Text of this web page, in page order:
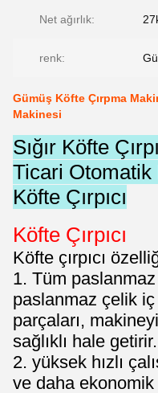
Net ağırlık:
renk:
Gümüş Köfte Çırpma
Makinesi
Sığır Köfte
Ticari Otomatik
Köfte Çırpıcı
Köfte Çırpıcı
Köfte çırpıcı
1. Tüm
paslanmaz çelik
parçaları,
sağlıklı hale getirir.
2. yüksek hızlı
ve daha